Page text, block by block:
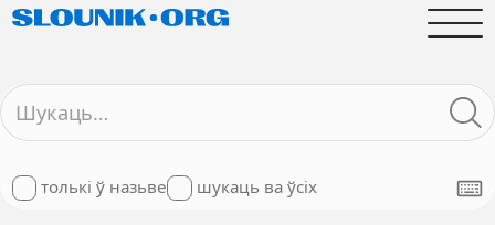
толькі ў назьве шукаць ва ўсіх